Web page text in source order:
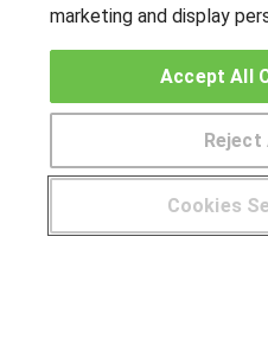
Muro de los idiomas
Hablemos de empleo
Locos por las becas
CENTROS DE FORMACIÓN
marketing and display
Cookies
Reject
Accept All